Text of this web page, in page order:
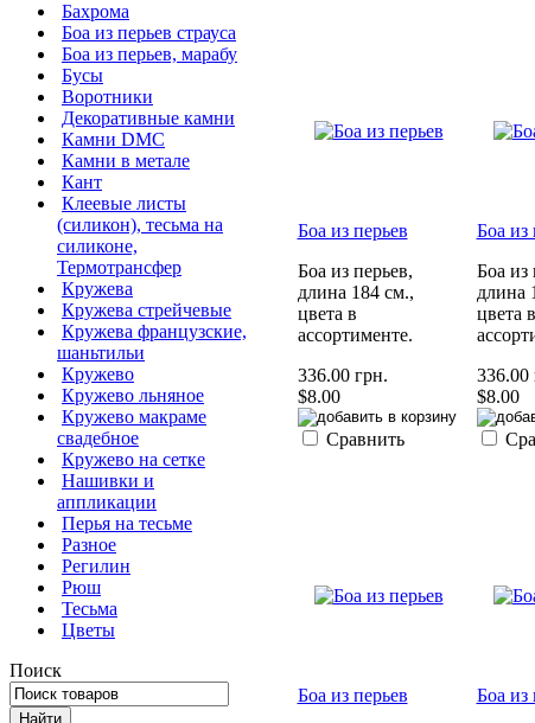
Бахрома
Боа из перьев страуса
Боа из перьев, марабу
Бусы
Воротники
Декоративные камни
Камни DMC
Камни в метале
Кант
Клеевые листы
(силикон), тесьма на
силиконе,
Термотрансфер
Кружева
Кружева стрейчевые
Кружева французские,
шаньтильи
Кружево
Кружево льняное
Кружево макраме
свадебное
Кружево на сетке
Нашивки и
аппликации
Перья на тесьме
Разное
Регилин
Рюш
Тесьма
Цветы
Поиск
Боа из перьев
Боа из перьев,
длина 184 см.,
цвета в
ассортименте.
336.00 грн.
$8.00
Сравнить
Боа из
Боа из
длина
цвета в
336.00
$8.00
Боа из перьев
Боа из